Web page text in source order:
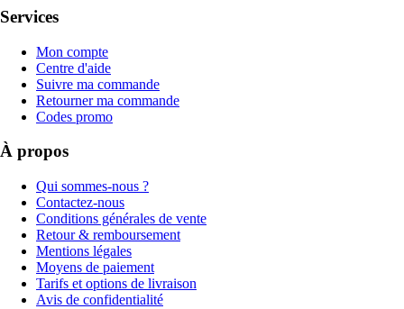
Services
Mon compte
Centre d'aide
Suivre ma commande
Retourner ma commande
Codes promo
À propos
Qui sommes-nous ?
Contactez-nous
Conditions générales de vente
Retour & remboursement
Mentions légales
Moyens de paiement
Tarifs et options de livraison
Avis de confidentialité